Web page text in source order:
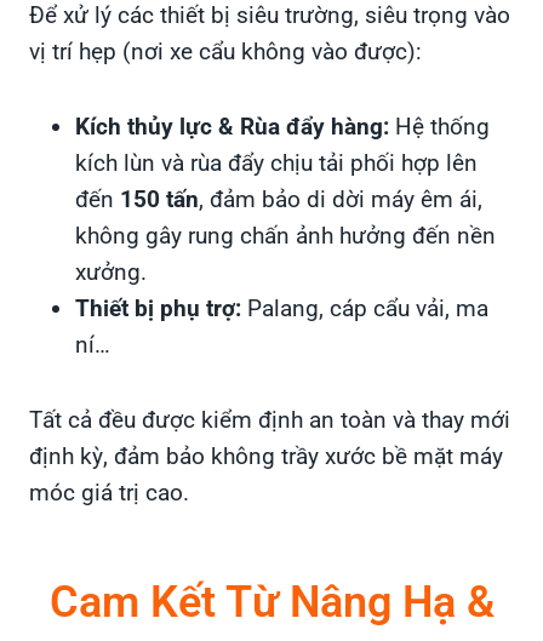
Để xử lý các thiết bị siêu trường, siêu trọng vào
vị trí hẹp (nơi xe cẩu không vào được):
Kích thủy lực & Rùa đẩy hàng: Hệ thống
kích lùn và rùa đẩy chịu tải phối hợp lên
đến 150 tấn, đảm bảo di dời máy êm ái,
không gây rung chấn ảnh hưởng đến nền
xưởng.
Thiết bị phụ trợ: Palang, cáp cẩu vải, ma
ní…
Tất cả đều được kiểm định an toàn và thay mới
định kỳ, đảm bảo không trầy xước bề mặt máy
móc giá trị cao.
Cam Kết Từ Nâng Hạ &